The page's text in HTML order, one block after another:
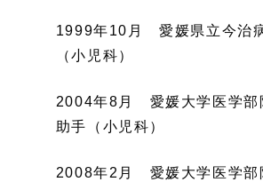
1999年10月 愛媛県立今治
（小児科）
2004年8月 愛媛大学医学
助手（小児科）
2008年2月 愛媛大学医学